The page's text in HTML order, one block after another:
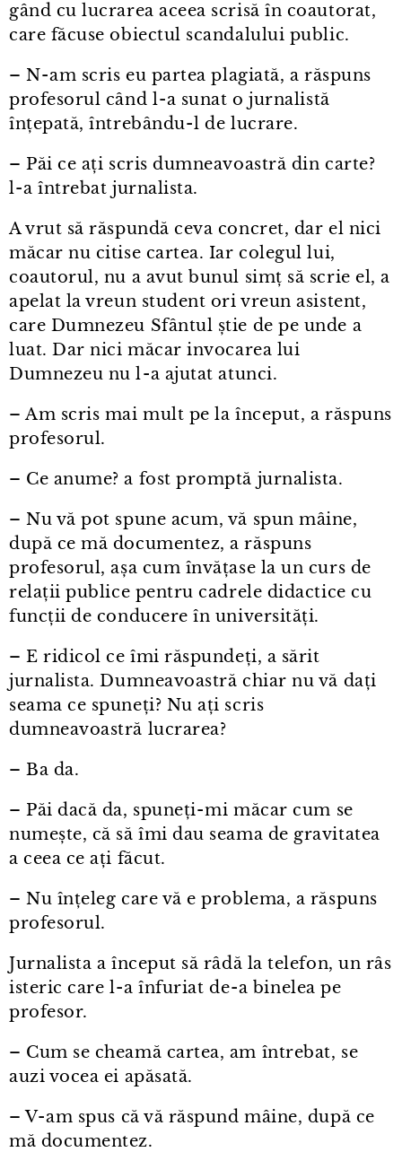
gând cu lucrarea aceea scrisă în coautorat,
care făcuse obiectul scandalului public.
– N⁠-⁠am scris eu partea plagiată, a răspuns
profesorul când l⁠-⁠a sunat o jurnalistă
înțepată, întrebându⁠-⁠l de lucrare.
– Păi ce ați scris dumneavoastră din carte?
l⁠-⁠a întrebat jurnalista.
A vrut să răspundă ceva concret, dar el nici
măcar nu citise cartea. Iar colegul lui,
coautorul, nu a avut bunul simț să scrie el, a
apelat la vreun student ori vreun asistent,
care Dumnezeu Sfântul știe de pe unde a
luat. Dar nici măcar invocarea lui
Dumnezeu nu l⁠-⁠a ajutat atunci.
– Am scris mai mult pe la început, a răspuns
profesorul.
– Ce anume? a fost promptă jurnalista.
– Nu vă pot spune acum, vă spun mâine,
după ce mă documentez, a răspuns
profesorul, așa cum învățase la un curs de
relații publice pentru cadrele didactice cu
funcții de conducere în universități.
– E ridicol ce îmi răspundeți, a sărit
jurnalista. Dumneavoastră chiar nu vă dați
seama ce spuneți? Nu ați scris
dumneavoastră lucrarea?
– Ba da.
– Păi dacă da, spuneți⁠-⁠mi măcar cum se
numește, că să îmi dau seama de gravitatea
a ceea ce ați făcut.
– Nu înțeleg care vă e problema, a răspuns
profesorul.
Jurnalista a început să râdă la telefon, un râs
isteric care l⁠-⁠a înfuriat de⁠-⁠a binelea pe
profesor.
– Cum se cheamă cartea, am întrebat, se
auzi vocea ei apăsată.
– V⁠-⁠am spus că vă răspund mâine, după ce
mă documentez.